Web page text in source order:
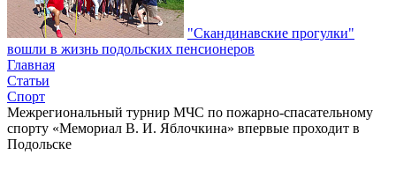
"Скандинавские прогулки"
вошли в жизнь подольских пенсионеров
Главная
Статьи
Спорт
Межрегиональный турнир МЧС по пожарно-спасательному
спорту «Мемориал В. И. Яблочкина» впервые проходит в
Подольске